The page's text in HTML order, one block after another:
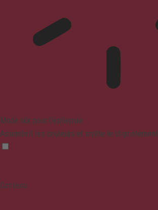
Mode sûr pour l'épilepsie
Assombrit les couleurs et arrête le clignotement
Contenu